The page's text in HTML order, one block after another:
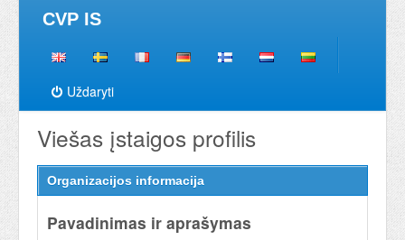
CVP IS
Uždaryti
Viešas įstaigos profilis
Organizacijos informacija
Pavadinimas ir aprašymas